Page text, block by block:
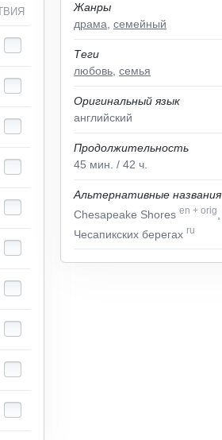
Жанры
драма семейный
Теги
любовь семья
Оригинальный язык
английский
Продолжительность
45 мин. / 42 ч.
Альтернативные названия
Chesapeake Shores en + orig
Чесапикских берегах ru